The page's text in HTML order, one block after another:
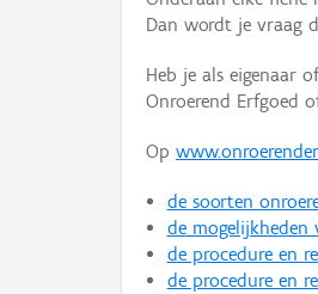
Dan wordt je vraag
Heb je als eigenaar
Onroerend Erfgoed
Op
de soorten
de
de procedure en
de procedure en